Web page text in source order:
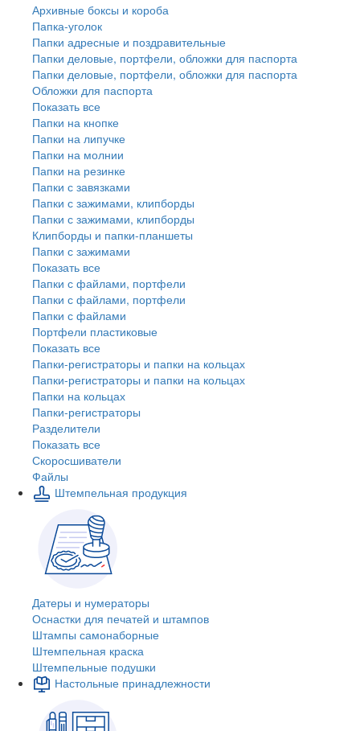
Архивные боксы и короба
Папка-уголок
Папки адресные и поздравительные
Папки деловые, портфели, обложки для паспорта
Папки деловые, портфели, обложки для паспорта
Обложки для паспорта
Показать все
Папки на кнопке
Папки на липучке
Папки на молнии
Папки на резинке
Папки с завязками
Папки с зажимами, клипборды
Папки с зажимами, клипборды
Клипборды и папки-планшеты
Папки с зажимами
Показать все
Папки с файлами, портфели
Папки с файлами, портфели
Папки с файлами
Портфели пластиковые
Показать все
Папки-регистраторы и папки на кольцах
Папки-регистраторы и папки на кольцах
Папки на кольцах
Папки-регистраторы
Разделители
Показать все
Скоросшиватели
Файлы
Штемпельная продукция
Датеры и нумераторы
Оснастки для печатей и штампов
Штампы самонаборные
Штемпельная краска
Штемпельные подушки
Настольные принадлежности